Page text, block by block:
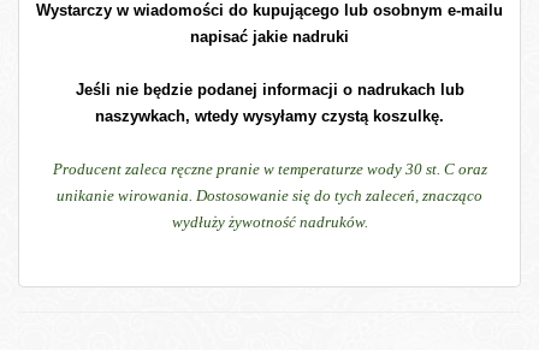
Wystarczy w wiadomości do kupującego lub osobnym e-mailu
napisać jakie nadruki
Jeśli nie będzie podanej informacji o nadrukach lub
naszywkach, wtedy wysyłamy czystą koszulkę.
Producent zaleca ręczne pranie w temperaturze wody 30 st. C oraz
unikanie wirowania. Dostosowanie się do tych zaleceń, znacząco
wydłuży żywotność nadruków.